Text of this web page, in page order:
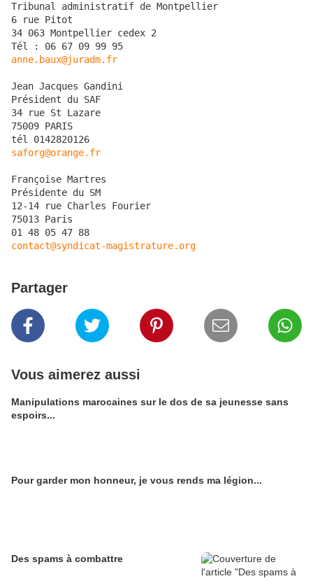
Tribunal administratif de Montpellier
6 rue Pitot
34 063 Montpellier cedex 2
anne.baux@juradm.fr
Jean Jacques Gandini
Président du SAF
34 rue St Lazare
75009 PARIS
saforg@orange.fr
Françoise Martres
Présidente du SM
12-14 rue Charles Fourier
75013 Paris
contact@syndicat-magistrature.org
Partager
Vous aimerez aussi
Manipulations marocaines sur le dos de sa jeunesse sans
espoirs...
Pour garder mon honneur, je vous rends ma légion...
Des spams à combattre